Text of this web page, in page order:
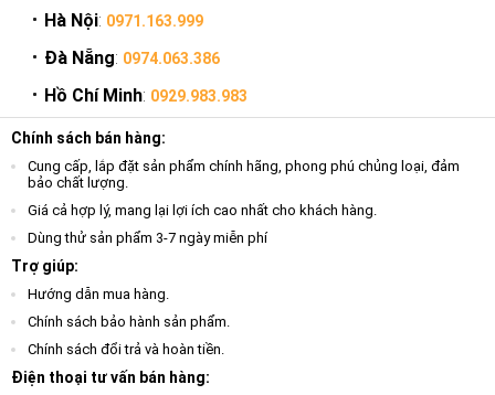
Hà Nội: 0971.163.999
Đà Nẵng: 0974.063.386
Hồ Chí Minh: 0929.983.983
Chính sách bán hàng:
Cung cấp, lắp đặt sản phẩm chính hãng, phong phú chủng loại, đảm
bảo chất lượng.
Giá cả hợp lý, mang lại lợi ích cao nhất cho khách hàng.
Dùng thử sản phẩm 3-7 ngày miễn phí
Trợ giúp:
Hướng dẫn mua hàng.
Chính sách bảo hành sản phẩm.
Chính sách đổi trả và hoàn tiền.
Điện thoại tư vấn bán hàng: